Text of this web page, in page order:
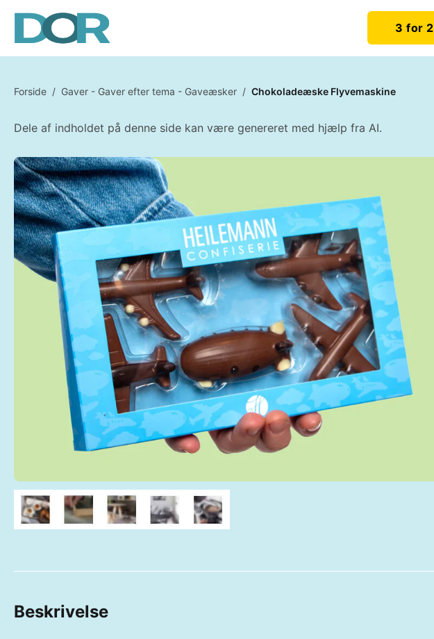
3 for 2
Forside / Gaver - Gaver efter tema - Gaveæsker / Chokoladeæske Flyvemaskine
Dele af indholdet på denne side kan være genereret med hjælp fra AI.
Beskrivelse